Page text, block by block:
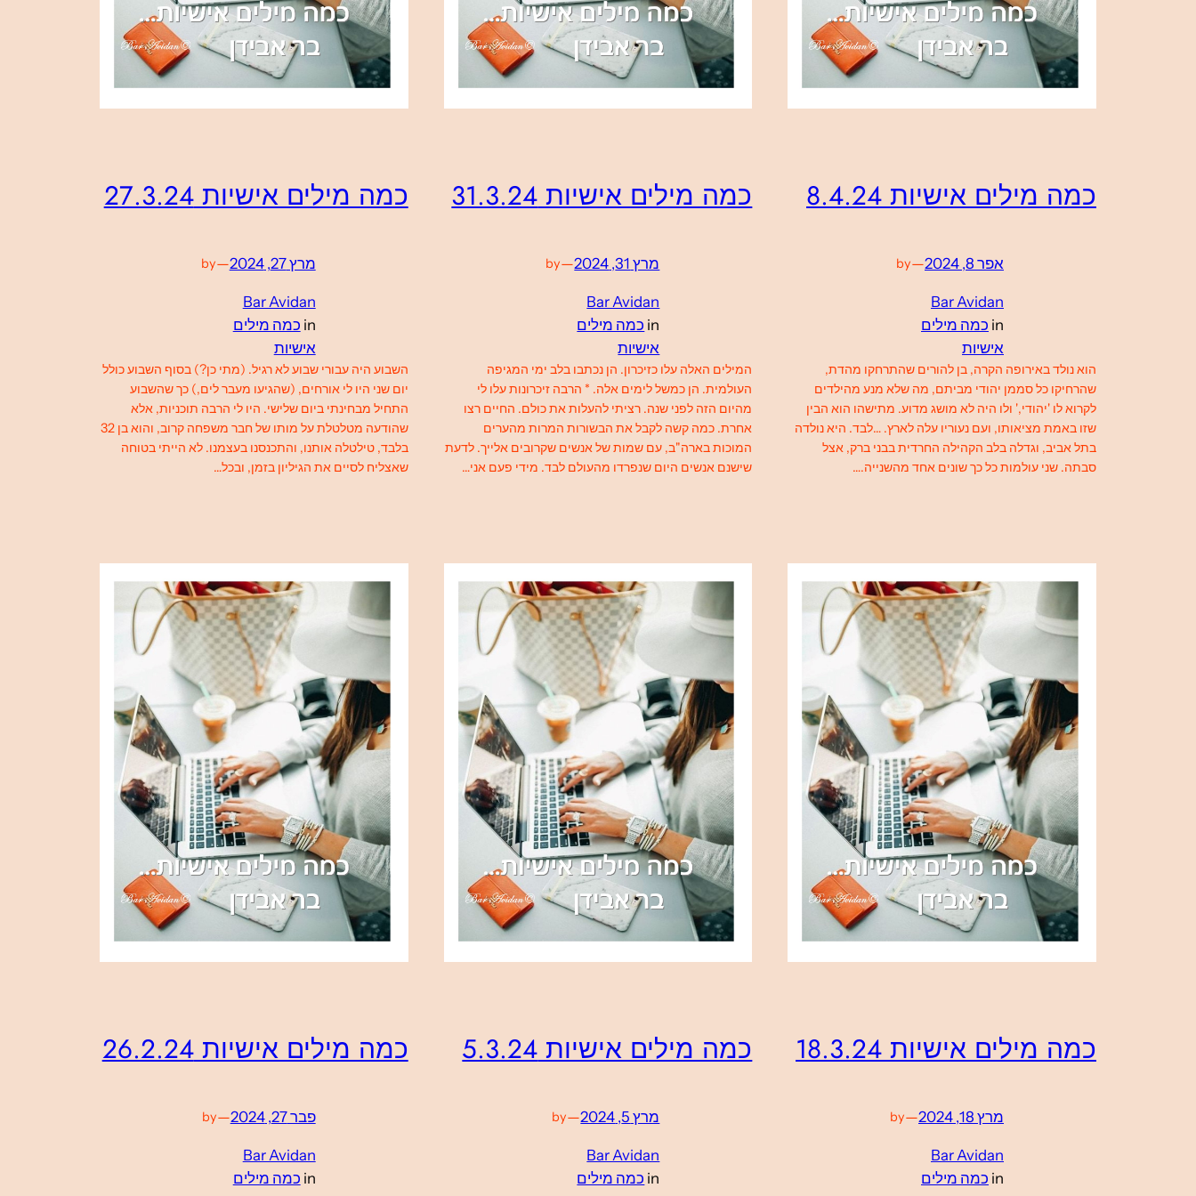
כמה מילים אישיות 8.4.24
אפר 8, 2024 —
by
Bar Avidan
in כמה מילים
אישיות
הוא נולד באירופה הקרה, בן להורים שהתרחקו מהדת,
שהרחיקו כל סממן יהודי מביתם, מה שלא מנע מהילדים
לקרוא לו 'יהודי,' ולו היה לא מושג מדוע. מתישהו הוא הבין
שזו באמת מציאותו, ועם נעוריו עלה לארץ. …לבד. היא נולדה
בתל אביב, וגדלה בלב הקהילה החרדית בבני ברק, אצל
סבתה. שני עולמות כל כך שונים אחד מהשנייה.…
כמה מילים אישיות 31.3.24
מרץ 31, 2024 —
by
Bar Avidan
in כמה מילים
אישיות
המילים האלה עלו כזיכרון. הן נכתבו בלב ימי המגיפה
העולמית. הן כמשל לימים אלה. * הרבה זיכרונות עלו לי
מהיום הזה לפני שנה. רציתי להעלות את כולם. החיים רצו
אחרת. כמה קשה לקבל את הבשורות המרות מהערים
המוכות בארה"ב, עם שמות של אנשים שקרובים אלייך. לדעת
שישנם אנשים היום שנפרדו מהעולם לבד. מידי פעם אני…
כמה מילים אישיות 27.3.24
מרץ 27, 2024 —
by
Bar Avidan
in כמה מילים
אישיות
השבוע היה עבורי שבוע לא רגיל. (מתי כן?) בסוף השבוע כולל
יום שני היו לי אורחים, (שהגיעו מעבר לים,) כך שהשבוע
התחיל מבחינתי ביום שלישי. היו לי הרבה תוכניות, אלא
שהודעה מטלטלת על מותו של חבר משפחה קרוב, והוא בן 32
בלבד, טילטלה אותנו, והתכנסנו בעצמנו. לא הייתי בטוחה
שאצליח לסיים את הגיליון בזמן, ובכל…
כמה מילים אישיות 18.3.24
מרץ 18, 2024 —
by
Bar Avidan
in כמה מילים
כמה מילים אישיות 5.3.24
מרץ 5, 2024 —
by
Bar Avidan
in כמה מילים
כמה מילים אישיות 26.2.24
פבר 27, 2024 —
by
Bar Avidan
in כמה מילים